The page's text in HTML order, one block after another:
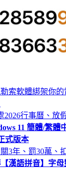
索軟體綁架你
2026行事曆、放
11 簡體/繁體
式版本
3年、罰30萬、
【漢語拼音】字